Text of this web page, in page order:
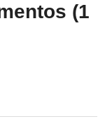
(1